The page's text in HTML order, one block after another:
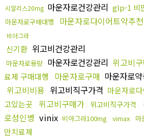
시알리스20mg 마운자로건강관리 glp-1 비
마운자로구매대행 마운자로다이어트약추천
비아그라
신기환 위고비건강관리
마운자로용량 마운자로건강관리 위고비
료제 구매대행
마운자로구매 마운자로
위고비비용 위고비직구가격 마운자로
고있는곳
위고비구매가 위고비직구가격
로성인병 vinix 비아그라100mg vimax 마
만치료제